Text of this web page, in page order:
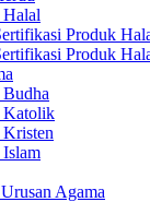
Produk
Produk
Katolik
Agama